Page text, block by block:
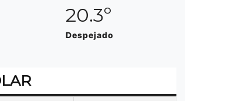
20.3º
Despejado